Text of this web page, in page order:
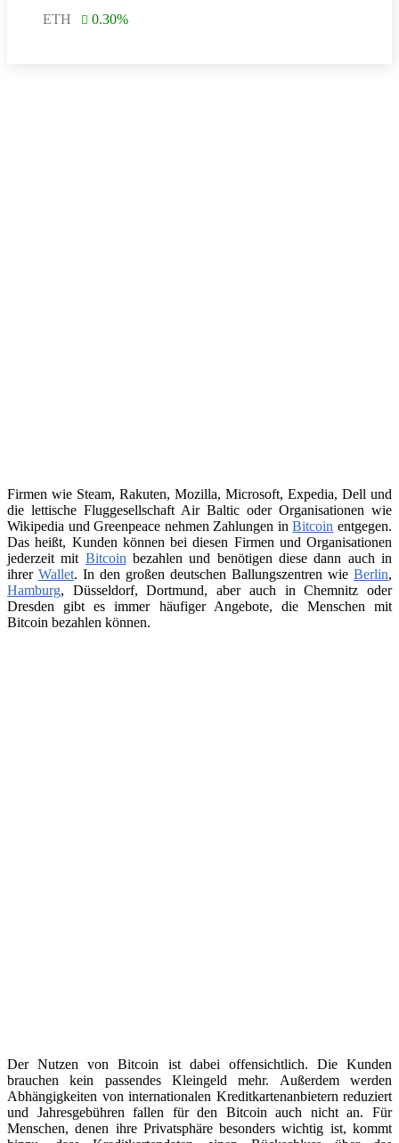
ETH 0.30%
Firmen wie Steam, Rakuten, Mozilla, Microsoft, Expedia, Dell und
die lettische Fluggesellschaft Air Baltic oder Organisationen wie
Wikipedia und Greenpeace nehmen Zahlungen inBitcoin entgegen.
Das heißt, Kunden können bei diesen Firmen und Organisationen
jederzeit mit Bitcoin bezahlen und benötigen diese dann auch in
ihrer Wallet. In den großen deutschen Ballungszentren wie Berlin,
Hamburg, Düsseldorf, Dortmund, aber auch in Chemnitz oder
Dresden gibt es immer häufiger Angebote, die Menschen mit
Bitcoin bezahlen können.
Der Nutzen von Bitcoin ist dabei offensichtlich. Die Kunden
brauchen kein passendes Kleingeld mehr. Außerdem werden
Abhängigkeiten von internationalen Kreditkartenanbietern reduziert
und Jahresgebühren fallen für den Bitcoin auch nicht an. Für
Menschen, denen ihre Privatsphäre besonders wichtig ist, kommt